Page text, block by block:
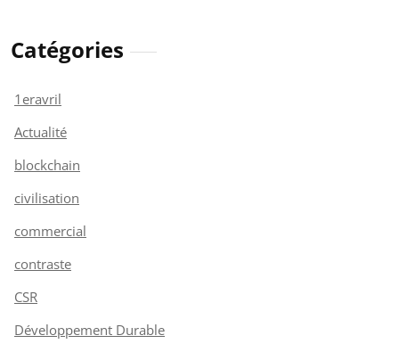
Catégories
1eravril
Actualité
blockchain
civilisation
commercial
contraste
CSR
Développement Durable